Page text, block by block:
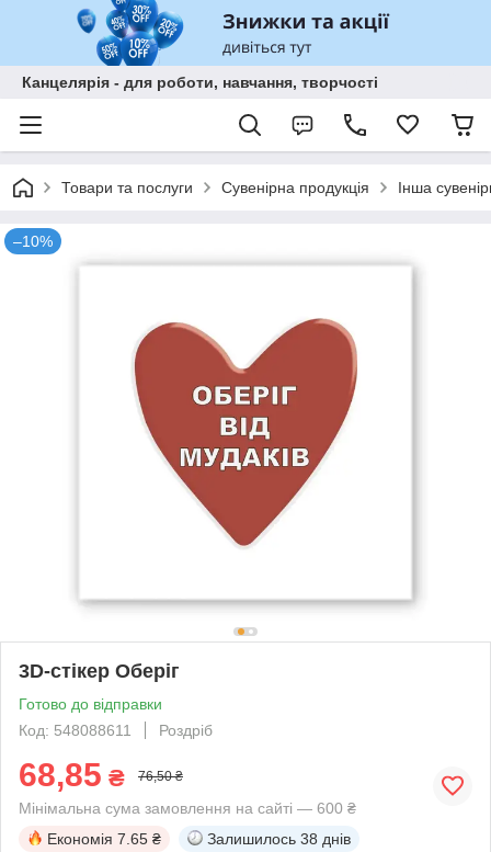
Канцелярія - для роботи, навчання, творчості
Товари та послуги Сувенірна продукція Інша
–10%
3D-стікер Оберіг
Готово до відправки
Код: 548088611
Роздріб
68,85 ₴ 76,50 ₴
Мінімальна сума замовлення на сайті — 600 ₴
Економія 7.65 ₴ Залишилось 38 днів